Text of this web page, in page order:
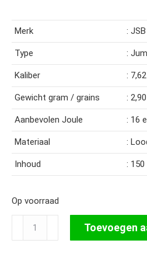
Merk : JSB
Type :
Kaliber :
Gewicht gram / grains :
Aanbevolen Joule : 16
Materiaal :
Inhoud : 150
Op voorraad
Exact
Toevoegen